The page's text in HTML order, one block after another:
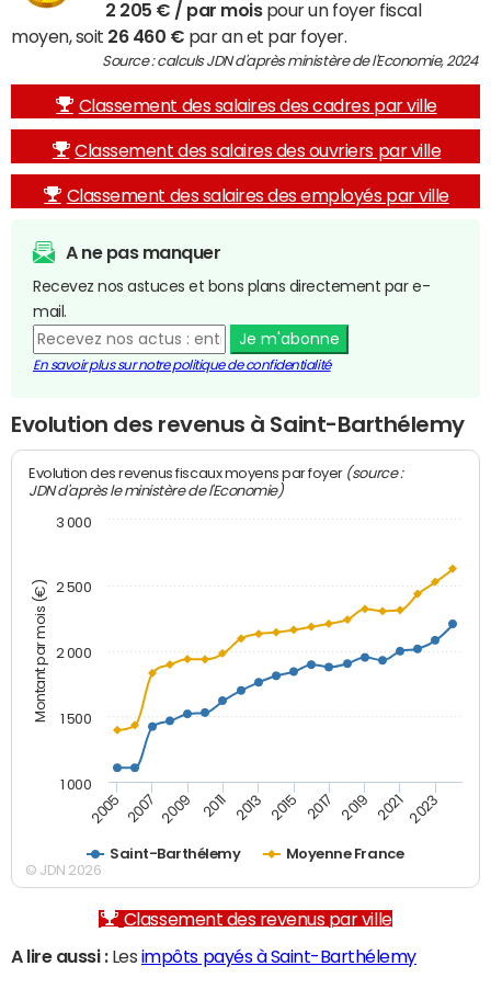
2 205 € / par moispour un foyer fiscal
moyen, soit 26 460 € par an et par foyer.
Source : calculs JDN d'après ministère de l'Economie, 2024
Classement des salaires des cadres par ville
Classement des salaires des ouvriers par ville
Classement des salaires des employés par ville
A ne pas manquer
Recevez nos astuces et bons plans directement par e-
mail.
Je m'abonne
En savoir plus sur notre politique de confidentialité
Evolution des revenus à Saint-Barthélemy
Montant par mois (€)
Evolution des revenus fiscaux moyens par foyer (source :
JDN d'après le ministère de l'Economie)
Saint-Barthélemy Moyenne France
2005 2007 2009 2011 2013 2015 2017 2019 2021 2023
1 000
1 500
2 000
2 500
3 000
© JDN 2026
Classement des revenus par ville
A lire aussi :Les impôts payés à Saint-Barthélemy